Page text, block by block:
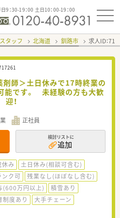
9：30-19：00 土日10：00-19：00
タッフ 北海道 釧路市 求人ID：
剤師＞土日休みで17時終業の
能です。 未経験の方も大歓
迎！
正社員
検討リストに
追加
み
土日休み(相談可含む)
ンク可
残業なし(ほぼなし含む)
(600万円以上)
積雪あり
制度あり
大手チェーン